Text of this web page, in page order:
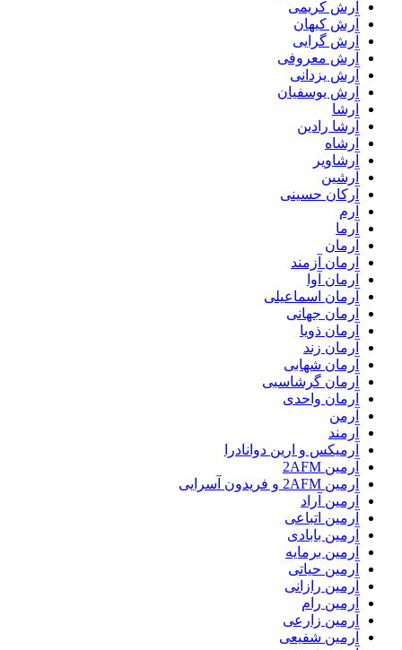
آرش کریمی
آرش کیهان
آرش گرایی
آرش معروفی
آرش یزدانی
آرش یوسفیان
آرشا
آرشا رادین
آرشاه
آرشاویر
آرشین
آرکان حسینی
آرم
آرما
آرمان
آرمان آزمند
آرمان آوا
آرمان اسماعیلی
آرمان جهانی
آرمان ذویا
آرمان زند
آرمان شهابی
آرمان گرشاسبی
آرمان واحدی
آرمن
آرمند
آرمیکس و ارین دوانادرا
آرمین 2AFM
آرمین 2AFM و فریدون آسرایی
آرمین آراد
آرمین اتباعی
آرمین بابادی
آرمین برمایه
آرمین حیاتی
آرمین رازانی
آرمین رام
آرمین زارعی
آرمین شفیعی